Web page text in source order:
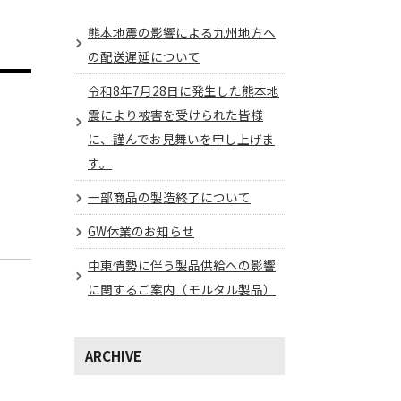
熊本地震の影響による九州地方へ
の配送遅延について
令和8年7月28日に発生した熊本地
震により被害を受けられた皆様
に、謹んでお見舞いを申し上げま
す。
一部商品の製造終了について
GW休業のお知らせ
中東情勢に伴う製品供給への影響
に関するご案内（モルタル製品）
ARCHIVE